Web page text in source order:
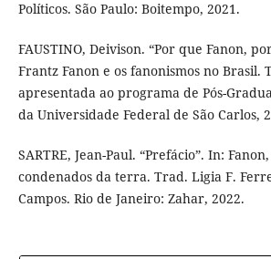
Políticos. São Paulo: Boitempo, 2021.
FAUSTINO, Deivison. “Por que Fanon,
Frantz Fanon e os fanonismos no Brasil.
apresentada ao programa de Pós-
da Universidade Federal de São Carlos,
SARTRE, Jean-Paul. “Prefácio”. In:
condenados da terra. Trad. Ligia F.
Campos. Rio de Janeiro: Zahar, 2022.